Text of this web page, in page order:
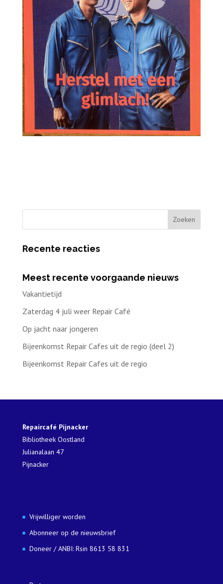
Recente reacties
Meest recente voorgaande nieuws
Vakantietijd
Zaterdag 4 juli weer Repair Café
Op jacht naar jongeren
Bijeenkomst Repair Cafes uit de regio (deel 2)
Bijeenkomst Repair Cafes uit de regio
Repaircafé Pijnacker
Bibliotheek Oostland
Julianalaan 47
Pijnacker
Vrijwilliger worden
Abonneer op de nieuwsbrief
Doneer / ANBI: Rsin 8613 58 831